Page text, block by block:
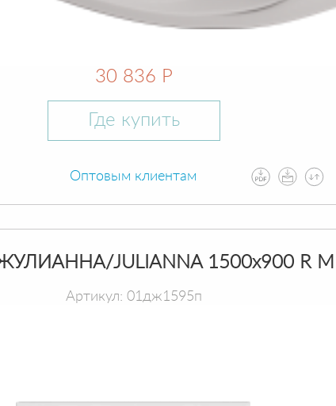
30 836 Р
Где купить
Оптовым клиентам
JULIANNA 1500х900 R МГ
Артикул: 01дж1595п